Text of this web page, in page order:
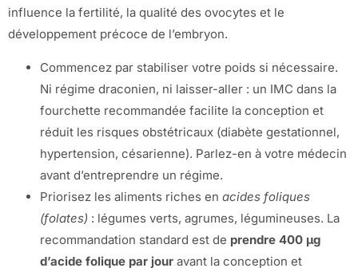
influence la fertilité, la qualité des ovocytes et le
développement précoce de l’embryon.
Commencez par stabiliser votre poids si nécessaire.
Ni régime draconien, ni laisser-aller : un IMC dans la
fourchette recommandée facilite la conception et
réduit les risques obstétricaux (diabète gestationnel,
hypertension, césarienne). Parlez-en à votre médecin
avant d’entreprendre un régime.
Priorisez les aliments riches en acides foliques
(folates) : légumes verts, agrumes, légumineuses. La
recommandation standard est de prendre 400 µg
d’acide folique par jour avant la conception et